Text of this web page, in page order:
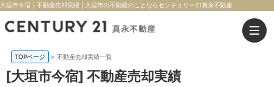
大垣市今宿｜不動産売却実績 | 大垣市の不動産のことならセンチュリー21真永不動産
TOPページ > 不動産売却実績一覧
[大垣市今宿] 不動産売却実績